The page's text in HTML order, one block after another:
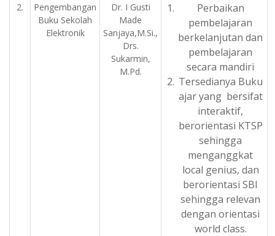
2.
Pengembangan
Buku Sekolah
Elektronik
Dr. I Gusti
Made
Sanjaya,M.Si.,
Drs.
Sukarmin,
M.Pd.
Perbaikan
pembelajaran
berkelanjutan dan
pembelajaran
secara mandiri
Tersedianya Buku
ajar yang bersifat
interaktif,
berorientasi KTSP
sehingga
menganggkat
local genius, dan
berorientasi SBI
sehingga relevan
dengan orientasi
world class.